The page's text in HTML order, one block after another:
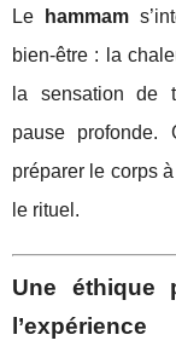
Le hammam
bien-être : la
la sensation de
pause profonde.
préparer le corps
le rituel.
Une éthique
l’expérience